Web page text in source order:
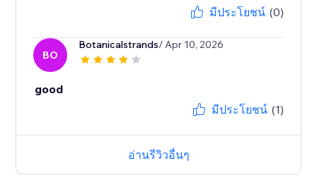
มีประโยชน์ (0)
BO
Botanicalstrands/ Apr 10, 2026
good
มีประโยชน์ (1)
อ่านรีวิวอื่นๆ